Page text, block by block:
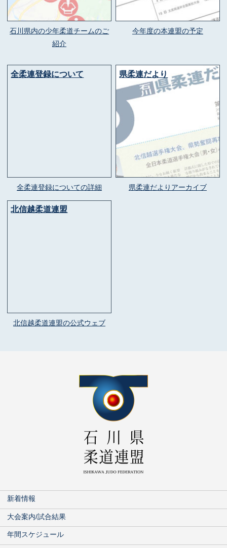
石川県内の少年柔道チームのご
紹介
今年度の本連盟の予定
全柔連登録について
全柔連登録についての詳細
県柔連だより
県柔連だよりアーカイブ
北信越柔道連盟
北信越柔道連盟の公式ウェブ
新着情報
大会案内/試合結果
年間スケジュール